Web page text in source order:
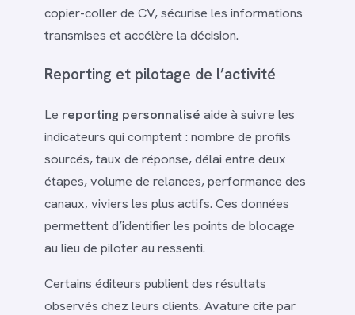
copier-coller de CV, sécurise les informations
transmises et accélère la décision.
Reporting et pilotage de l’activité
Le reporting personnalisé aide à suivre les
indicateurs qui comptent : nombre de profils
sourcés, taux de réponse, délai entre deux
étapes, volume de relances, performance des
canaux, viviers les plus actifs. Ces données
permettent d’identifier les points de blocage
au lieu de piloter au ressenti.
Certains éditeurs publient des résultats
observés chez leurs clients. Avature cite par